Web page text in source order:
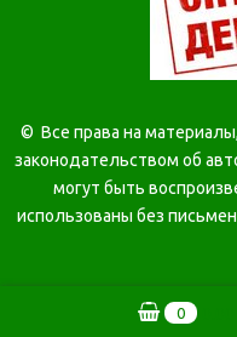
© Все права на
законодательством об
могут быть
использованы без
0